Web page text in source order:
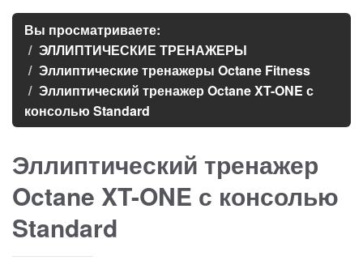
Вы просматриваете:
ЭЛЛИПТИЧЕСКИЕ ТРЕНАЖЕРЫ
Эллиптические тренажеры Octane Fitness
Эллиптический тренажер Octane XT-ONE с
консолью Standard
Эллиптический тренажер
Octane XT-ONE с консолью
Standard